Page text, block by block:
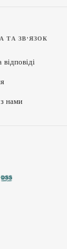
ТА ЗВ'ЯЗОК
з нами